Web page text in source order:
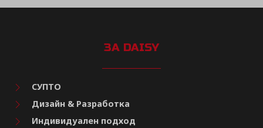
ЗА DAISY
СУПТО
Дизайн & Разработка
Индивидуален подход